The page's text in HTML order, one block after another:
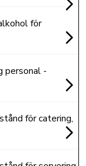
för
personal -
för catering,